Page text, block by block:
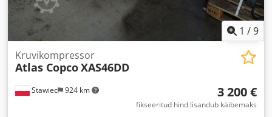
1 /9
Stawiec 924 km
Kruvikompressor
Atlas CopcoXAS46DD
3 200 €
fikseeritud hind lisandub käibemaks